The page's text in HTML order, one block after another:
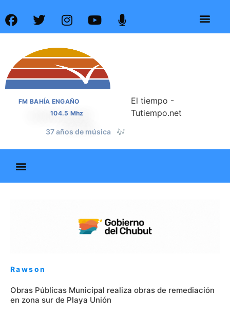
FM BAHÍA ENGAÑO
104.5 Mhz
37 años de noticias 📰
El tiempo -
Tutiempo.net
Rawson
Obras Públicas Municipal realiza obras de remediación
en zona sur de Playa Unión